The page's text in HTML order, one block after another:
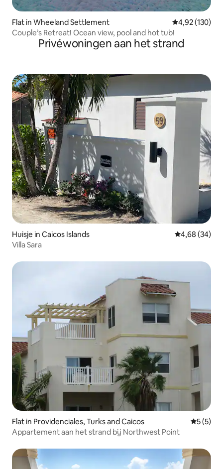
Flat in Wheeland Settlement Gemiddelde
4,92 (130)
Couple’s Retreat! Ocean view, pool and hot tub!
Privéwoningen aan het strand
Huisje in Caicos Islands Gemiddelde
4,68 (34)
Villa Sara
Flat in Providenciales, Turks and Caicos
5 (5)
Appartement aan het strand bij Northwest Point